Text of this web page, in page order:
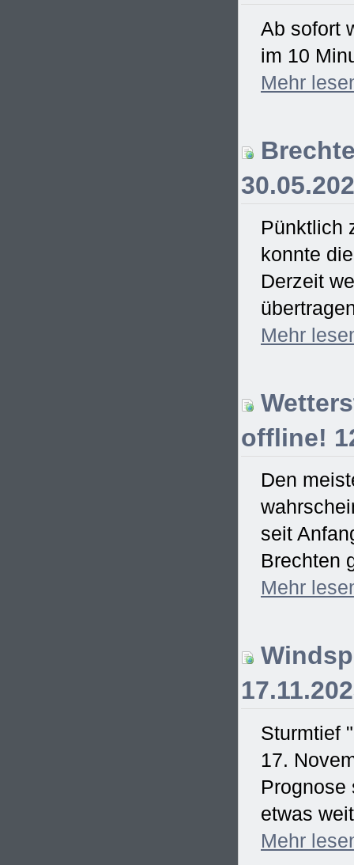
Ab sofort
im 10
Mehr
Pünktlich
konnte
Derzeit
Mehr
offline!
Den
seit
Brechten
Mehr
Sturmtief
17.
Prognose
etwas
Mehr